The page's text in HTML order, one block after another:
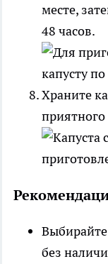
месте,
48 часов.
Храните
приятного
без